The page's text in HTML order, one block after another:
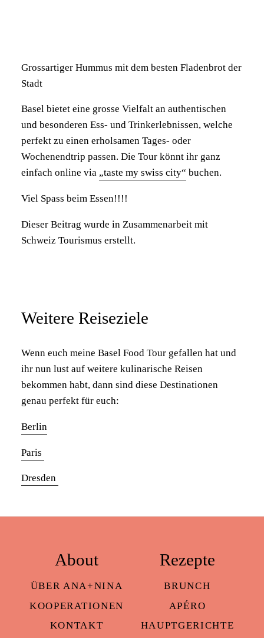
Grossartiger Hummus mit dem besten Fladenbrot der
Stadt
Basel bietet eine grosse Vielfalt an authentischen
und besonderen Ess- und Trinkerlebnissen, welche
perfekt zu einen erholsamen Tages- oder
Wochenendtrip passen. Die Tour könnt ihr ganz
einfach online via „taste my swiss city“ buchen.
Viel Spass beim Essen!!!!
Dieser Beitrag wurde in Zusammenarbeit mit
Schweiz Tourismus erstellt.
Weitere Reiseziele
Wenn euch meine Basel Food Tour gefallen hat und
ihr nun lust auf weitere kulinarische Reisen
bekommen habt, dann sind diese Destinationen
genau perfekt für euch:
Berlin
Paris
Dresden
About
ÜBER ANA+NINA
KOOPERATIONEN
KONTAKT
Rezepte
BRUNCH
APÉRO
HAUPTGERICHTE